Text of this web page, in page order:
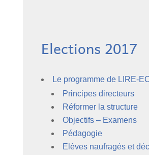
Elections 2017
Le programme de LIRE-
Principes directeurs
Réformer la structure
Objectifs – Examens
Pédagogie
Elèves naufragés et